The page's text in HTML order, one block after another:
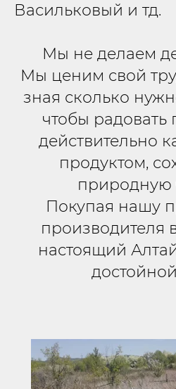
Васильковый и тд.
Мы не делаем
Мы ценим свой
зная сколько
чтобы радовать
действительно
продуктом,
природную
Покупая нашу
производителя
настоящий